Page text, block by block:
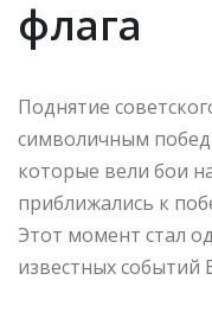
флага
Поднятие
символичным
которые вели бои
приближались к
Этот момент стал
известных